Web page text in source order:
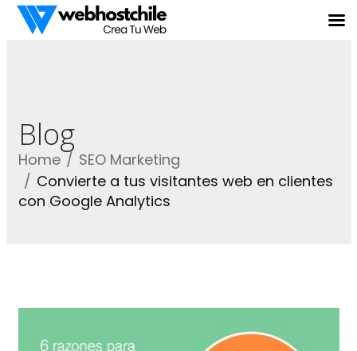
Blog
Home
SEO Marketing
Convierte a tus visitantes web en clientes
con Google Analytics